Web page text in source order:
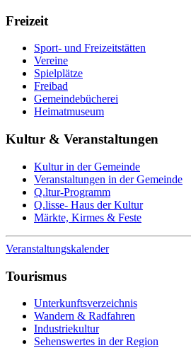
Freizeit
Sport- und Freizeitstätten
Vereine
Spielplätze
Freibad
Gemeindebücherei
Heimatmuseum
Kultur & Veranstaltungen
Kultur in der Gemeinde
Veranstaltungen in der Gemeinde
Q.ltur-Programm
Q.lisse- Haus der Kultur
Märkte, Kirmes & Feste
Veranstaltungskalender
Tourismus
Unterkunftsverzeichnis
Wandern & Radfahren
Industriekultur
Sehenswertes in der Region